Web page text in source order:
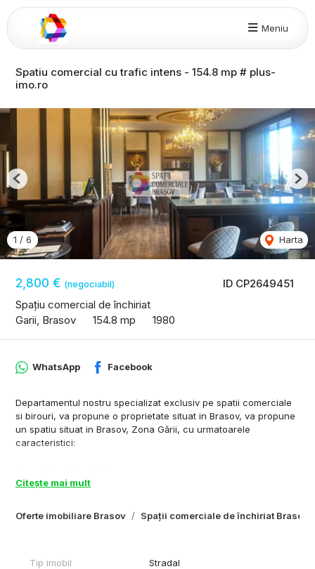
Meniu
Spatiu comercial cu trafic intens - 154.8 mp # plus-
imo.ro
ID CP2649451
2,800 € (negociabil)
Spațiu comercial de închiriat
Garii, Brasov
154.8 mp 1980
1 / 6 Harta
Previous
Oferte imobiliare Brasov Spații comerciale de închiriat Brasov
WhatsApp Facebook
Departamentul nostru specializat exclusiv pe spatii comerciale
si birouri, va propune o proprietate situat in Brasov, va propune
un spatiu situat in Brasov, Zona Gării, cu urmatoarele
caracteristici:
Inaltime spatiu - 3 m
Compartimentare - zona de vânzări, doua grupuri sanitare,
Citește mai mult
Tip imobil Stradal